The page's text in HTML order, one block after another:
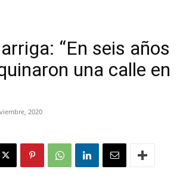
“En seis años
una calle en
2020